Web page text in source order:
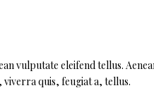
vulputate eleifend tellus.
quis, feugiat a, tellus.